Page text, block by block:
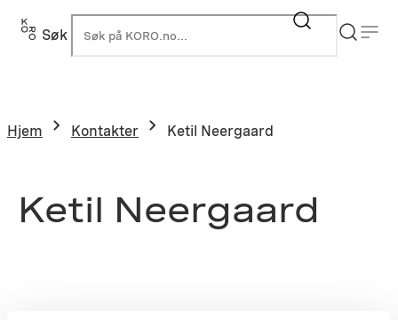
Søk
Hjem Kontakter Ketil Neergaard
Ketil Neergaard